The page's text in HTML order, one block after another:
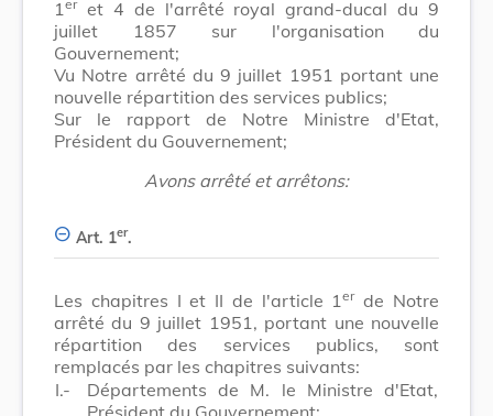
1 eret 4 de l'arrêté royal grand-ducal du 9
juillet 1857 sur l'organisation du
Gouvernement;
Vu Notre arrêté du 9 juillet 1951 portant une
nouvelle répartition des services publics;
Sur le rapport de Notre Ministre d'Etat,
Président du Gouvernement;
Avons arrêté et arrêtons:
Art. 1er.
Les chapitres I et II de l'article 1erde Notre
arrêté du 9 juillet 1951, portant une nouvelle
répartition des services publics, sont
remplacés par les chapitres suivants:
I.-
Départements de M. le Ministre d'Etat,
Président du Gouvernement: